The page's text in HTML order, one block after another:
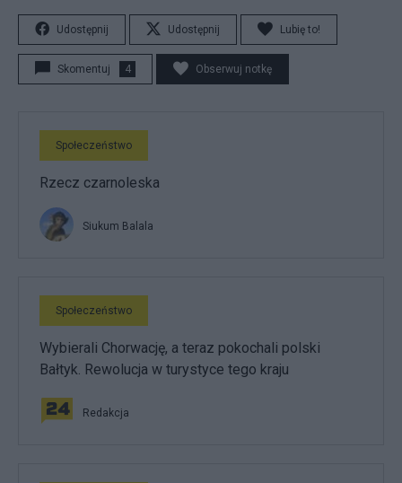
Udostępnij Udostępnij Lubię to!
Skomentuj 4 Obserwuj notkę
Społeczeństwo
Rzecz czarnoleska
Siukum Balala
Społeczeństwo
Wybierali Chorwację, a teraz pokochali polski
Bałtyk. Rewolucja w turystyce tego kraju
Redakcja